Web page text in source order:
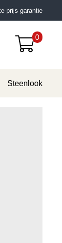
prijs garantie
0
Steenlook